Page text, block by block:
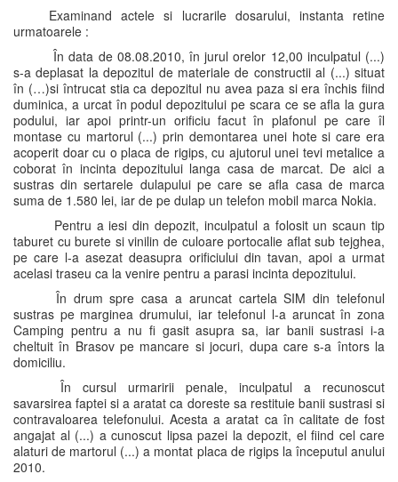
Examinand actele si lucrarile dosarului, instanta retine
urmatoarele :
În data de 08.08.2010, în jurul orelor 12,00 inculpatul (...)
s-a deplasat la depozitul de materiale de constructii al (...) situat
în (…)si întrucat stia ca depozitul nu avea paza si era închis fiind
duminica, a urcat în podul depozitului pe scara ce se afla la gura
podului, iar apoi printr-un orificiu facut în plafonul pe care îl
montase cu martorul (...) prin demontarea unei hote si care era
acoperit doar cu o placa de rigips, cu ajutorul unei tevi metalice a
coborat în incinta depozitului langa casa de marcat. De aici a
sustras din sertarele dulapului pe care se afla casa de marca
suma de 1.580 lei, iar de pe dulap un telefon mobil marca Nokia.
Pentru a iesi din depozit, inculpatul a folosit un scaun tip
taburet cu burete si vinilin de culoare portocalie aflat sub tejghea,
pe care l-a asezat deasupra orificiului din tavan, apoi a urmat
acelasi traseu ca la venire pentru a parasi incinta depozitului.
În drum spre casa a aruncat cartela SIM din telefonul
sustras pe marginea drumului, iar telefonul l-a aruncat în zona
Camping pentru a nu fi gasit asupra sa, iar banii sustrasi i-a
cheltuit în Brasov pe mancare si jocuri, dupa care s-a întors la
domiciliu.
În cursul urmaririi penale, inculpatul a recunoscut
savarsirea faptei si a aratat ca doreste sa restituie banii sustrasi si
contravaloarea telefonului. Acesta a aratat ca în calitate de fost
angajat al (...) a cunoscut lipsa pazei la depozit, el fiind cel care
alaturi de martorul (...) a montat placa de rigips la începutul anului
2010.